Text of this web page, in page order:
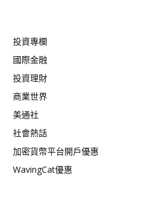
投資專欄
國際金融
投資理財
商業世界
美通社
社會熱話
加密貨幣平台開戶優惠
WavingCat優惠